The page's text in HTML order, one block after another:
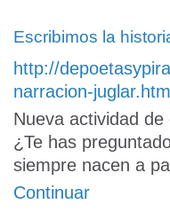
Escribimos la
http://
narracion-
Nueva actividad
¿Te has
siempre nacen a
Continuar